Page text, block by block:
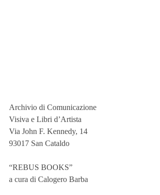
Archivio di Comunicazione
Visiva e Libri d’Artista
Via John F. Kennedy, 14
93017 San Cataldo
“REBUS BOOKS”
a cura di Calogero Barba